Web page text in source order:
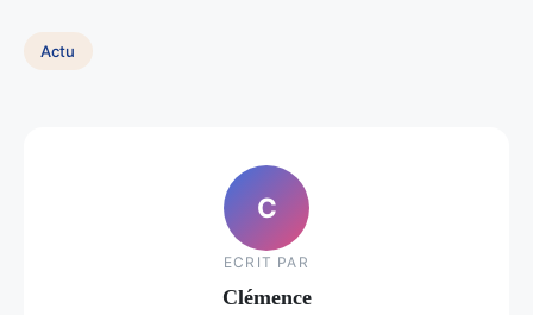
Actu
C
ECRIT PAR
Clémence